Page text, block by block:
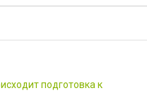
подготовка к